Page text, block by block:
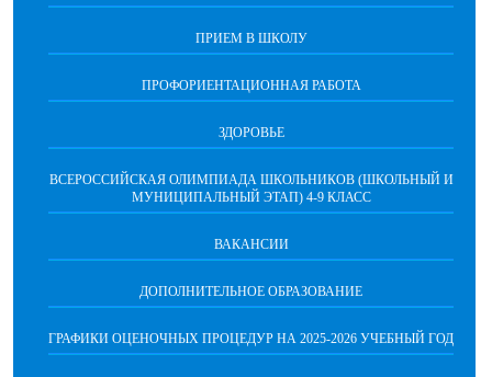
ПРИЕМ В ШКОЛУ
ПРОФОРИЕНТАЦИОННАЯ РАБОТА
ЗДОРОВЬЕ
ВСЕРОССИЙСКАЯ ОЛИМПИАДА ШКОЛЬНИКОВ (ШКОЛЬНЫЙ И
МУНИЦИПАЛЬНЫЙ ЭТАП) 4-9 КЛАСС
ВАКАНСИИ
ДОПОЛНИТЕЛЬНОЕ ОБРАЗОВАНИЕ
ГРАФИКИ ОЦЕНОЧНЫХ ПРОЦЕДУР НА 2025-2026 УЧЕБНЫЙ ГОД